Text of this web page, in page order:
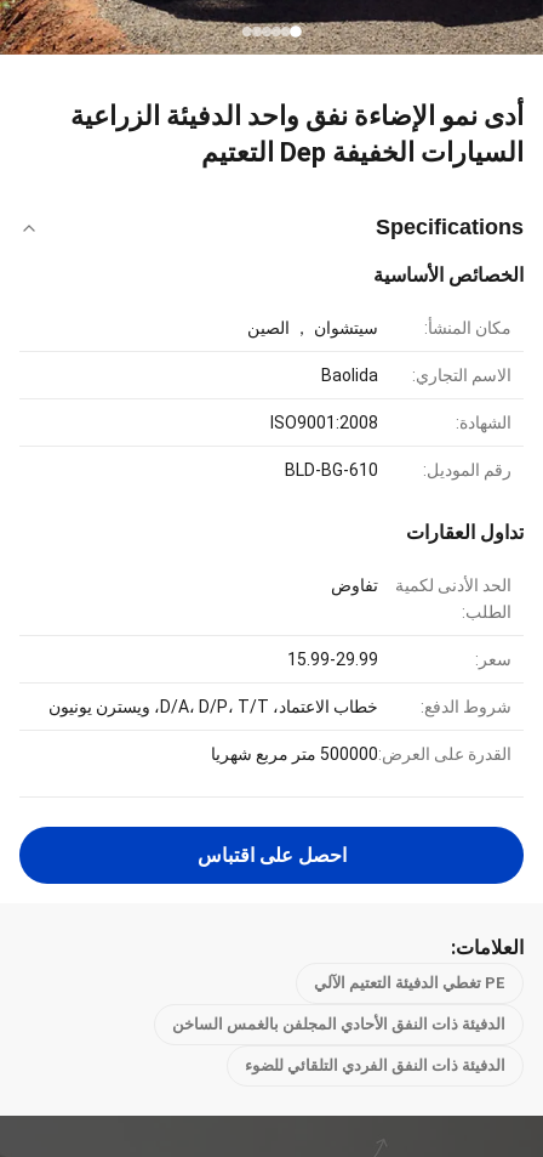
أدى نمو الإضاءة نفق واحد الدفيئة الزراعية
السيارات الخفيفة Dep التعتيم
Specifications
الخصائص الأساسية
مكان المنشأ: سيتشوان ， الصين
الاسم التجاري: Baolida
الشهادة: ISO9001:2008
رقم الموديل: BLD-BG-610
تداول العقارات
الحد الأدنى لكمية
الطلب:
تفاوض
سعر: 15.99-29.99
شروط الدفع: خطاب الاعتماد، D/A، D/P، T/T، ويسترن يونيون
القدرة على العرض:500000 متر مربع شهريا
احصل على اقتباس
العلامات:
PE تغطي الدفيئة التعتيم الآلي
الدفيئة ذات النفق الأحادي المجلفن بالغمس الساخن
الدفيئة ذات النفق الفردي التلقائي للضوء